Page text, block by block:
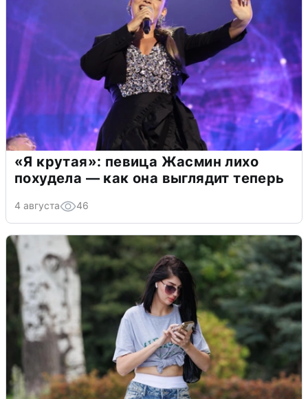
«Я крутая»: певица Жасмин лихо
похудела — как она выглядит теперь
4 августа 46